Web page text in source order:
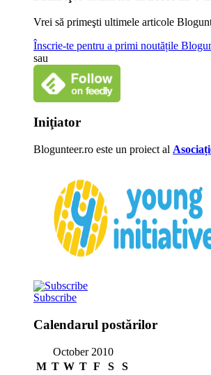
Vrei să primeşti ultimele articole
Înscrie-te pentru a primi noutățile
sau
Iniţiator
Blogunteer.ro este un proiect al
Subscribe
Calendarul postărilor
October 2010
M T W T F S S